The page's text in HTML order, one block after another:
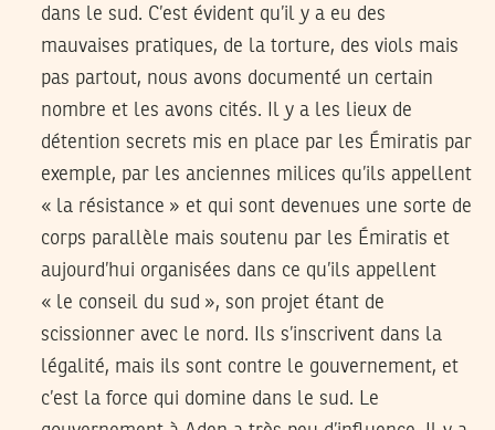
dans le sud. C’est évident qu’il y a eu des
mauvaises pratiques, de la torture, des viols mais
pas partout, nous avons documenté un certain
nombre et les avons cités. Il y a les lieux de
détention secrets mis en place par les Émiratis par
exemple, par les anciennes milices qu’ils appellent
« la résistance » et qui sont devenues une sorte de
corps parallèle mais soutenu par les Émiratis et
aujourd’hui organisées dans ce qu’ils appellent
« le conseil du sud », son projet étant de
scissionner avec le nord. Ils s’inscrivent dans la
légalité, mais ils sont contre le gouvernement, et
c’est la force qui domine dans le sud. Le